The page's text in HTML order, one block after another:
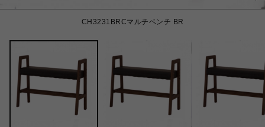
CH3231BRCマルチベンチ BR